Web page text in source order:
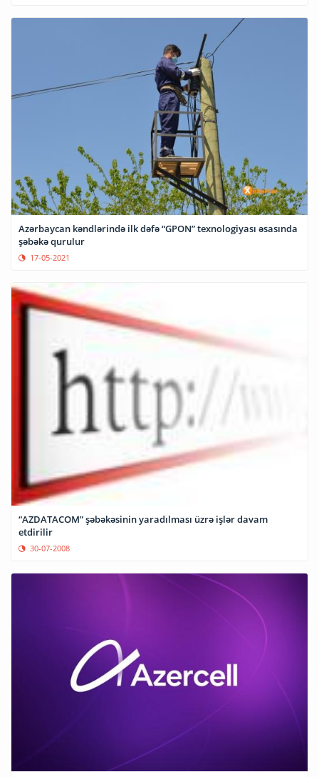
Azərbaycan kəndlərində ilk dəfə “GPON” texnologiyası əsasında
şəbəkə qurulur
17-05-2021
“AZDATACOM” şəbəkəsinin yaradılması üzrə işlər davam
etdirilir
30-07-2008